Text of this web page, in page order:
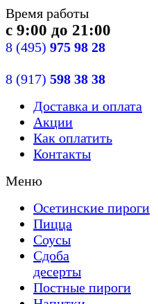
Время работы
с 9:00 до 21:00
8 (495) 975 98 28
8 (917) 598 38 38
Доставка и оплата
Акции
Как оплатить
Контакты
Меню
Осетинские пироги
Пицца
Cоусы
Сдобa
десерты
Постные пироги